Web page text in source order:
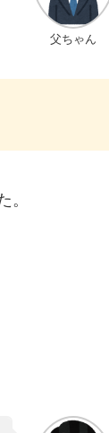
父ちゃん
。